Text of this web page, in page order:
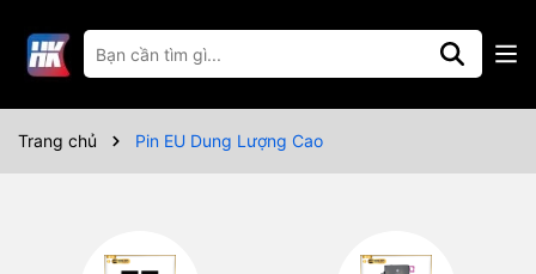
Trang chủ Pin EU Dung Lượng Cao